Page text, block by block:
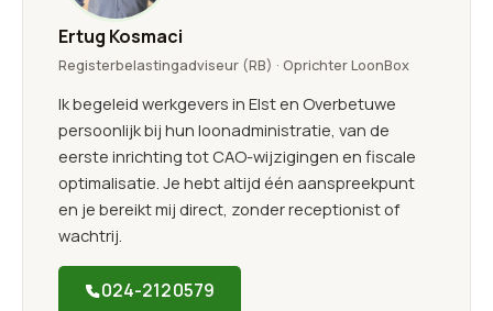
Ertug Kosmaci
Registerbelastingadviseur (RB) · Oprichter LoonBox
Ik begeleid werkgevers in Elst en Overbetuwe
persoonlijk bij hun loonadministratie, van de
eerste inrichting tot CAO-wijzigingen en fiscale
optimalisatie. Je hebt altijd één aanspreekpunt
en je bereikt mij direct, zonder receptionist of
wachtrij.
024-2120579